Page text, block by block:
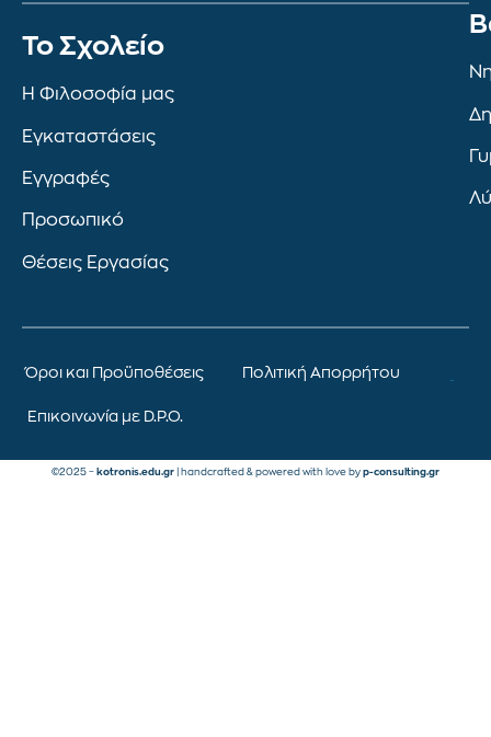
To Σχολείο
Η Φιλοσοφία μας
Εγκαταστάσεις
Εγγραφές
Προσωπικό
Θέσεις Εργασίας
Όροι και Προϋποθέσεις Πολιτική Απορρήτου
Επικοινωνία με D.P.O.
©2025 – kotronis.edu.gr | handcrafted & powered with love by p-consulting.gr